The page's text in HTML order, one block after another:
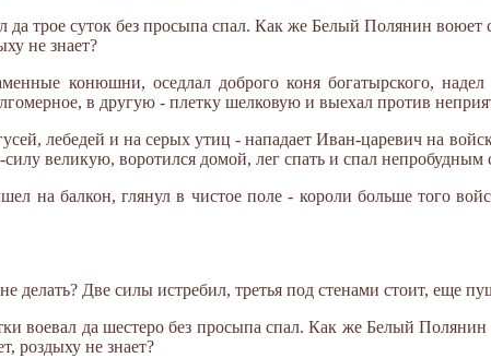
трое суток без просыпа спал. Как же Белый Полянин воюет
не знает?
конюшни, оседлал доброго коня богатырского,
в другую - плетку шелковую и выехал против
лебедей и на серых утиц - нападает Иван-царевич на
силу великую, воротился домой, лег спать и спал непробудным
на балкон, глянул в чистое поле - короли больше того
Две силы истребил, третья под стенами стоит, еще
воевал да шестеро без просыпа спал. Как же Белый Полянин
роздыху не знает?